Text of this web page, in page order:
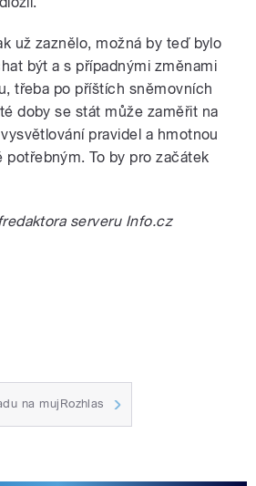
už zaznělo, možná by teď bylo
být a s případnými změnami
třeba po příštích sněmovních
doby se stát může zaměřit na
pravidel a hmotnou
To by pro začátek
serveru Info.cz
na mujRozhlas